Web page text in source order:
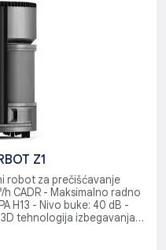
Z1
robot za prečišćavanje
CADR - Maksimalno radno
H13 - Nivo buke: 40 dB -
tehnologija izbegavanja